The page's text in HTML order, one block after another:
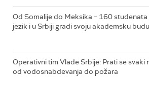
Od Somalije do Meksika – 160 studenata
jezik i u Srbiji gradi svoju akademsku
Operativni tim Vlade Srbije: Prati se svaki
od vodosnabdevanja do požara